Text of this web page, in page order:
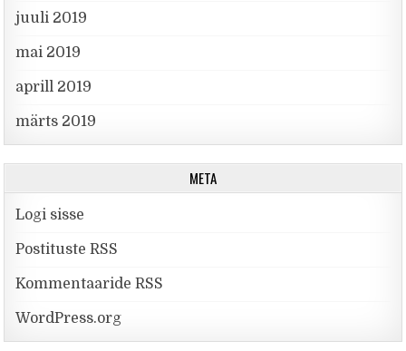
juuli 2019
mai 2019
aprill 2019
märts 2019
META
Logi sisse
Postituste RSS
Kommentaaride RSS
WordPress.org